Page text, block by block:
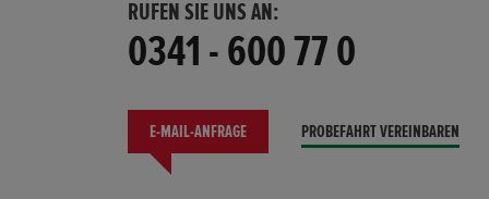
RUFEN SIE UNS AN:
0341 - 600 77 0
E-MAIL-ANFRAGE PROBEFAHRT VEREINBAREN